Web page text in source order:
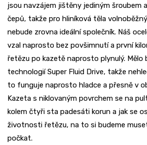
jsou navzájem jištěny jediným šroubem
čepů, takže pro hliníková těla
nebude zrovna ideální společník. Náš
vzal naprosto bez povšimnutí a první
řetězu po kazetě naprosto plynulý.
technologií Super Fluid Drive, takže
to funguje naprosto hladce a přesně v
Kazeta s niklovaným povrchem se na
kolem čtyři sta padesáti korun a jak se
životnosti řetězu, na to si budeme
počkat.